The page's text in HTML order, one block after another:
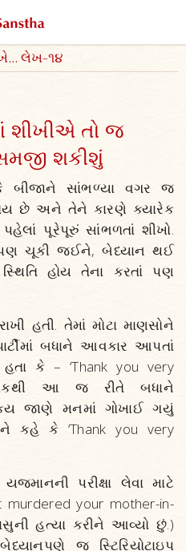
લેખ-૧૪
તો જ
શકીશું
સાંભળ્યા વગર જ
છે અને તેને કારણે ક્યારેક
પૂરેપૂરું સાંભળતાં શીખો.
ચૂકી જઈને, બેધ્યાન થઈ
હોય તેના કરતાં પણ
હતી. તેમાં મોટા માણસોને
બધાને આવકાર આપતાં
કે – ‘Thank you very
આ જ રીતે બધાને
જાણે મનમાં ગોખાઈ ગયું
કે ‘Thank you very
પરીક્ષા લેવા માટે
your mother-in-
હત્યા કરીને આવ્યો છું.)
જ સ્ટિરિયોટાઇપ